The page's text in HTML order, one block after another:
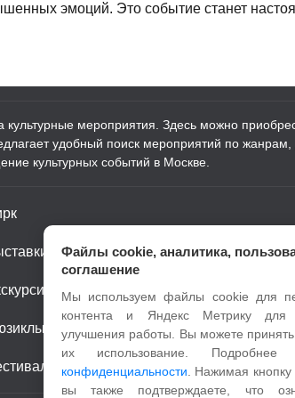
эмоций. Это событие станет
мероприятия. Здесь можно
удобный поиск мероприятий по
культурных событий в Москве.
Файлы cookie, аналитика,
соглашение
Мы используем файлы cookie для
контента и Яндекс Метрику для
улучшения работы. Вы можете принять
их использование.
конфиденциальности . Нажимая
вы также подтверждаете, что